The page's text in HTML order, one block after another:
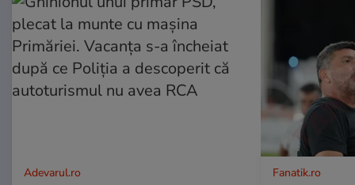
Adevarul.ro Fanatik.ro